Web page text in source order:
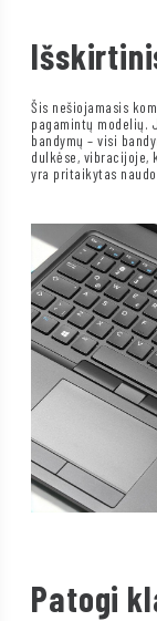
Šis nešiojamasis
pagamintų modelių.
bandymų – visi
dulkėse, vibracijoje,
yra pritaikytas
Patogi